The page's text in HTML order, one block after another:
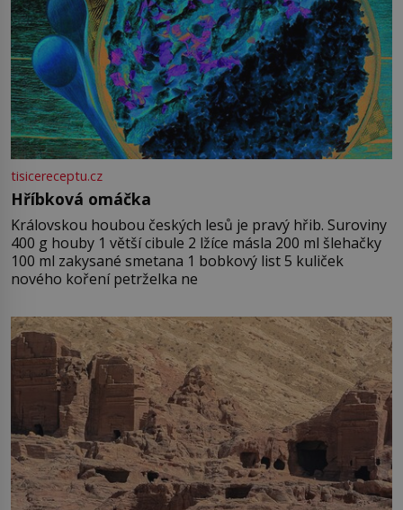
tisicereceptu.cz
Hříbková omáčka
Královskou houbou českých lesů je pravý hřib. Suroviny
400 g houby 1 větší cibule 2 lžíce másla 200 ml šlehačky
100 ml zakysané smetana 1 bobkový list 5 kuliček
nového koření petrželka ne